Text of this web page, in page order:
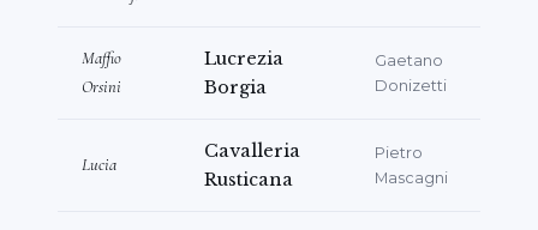
Gaudíで二ヶ月にわたって上演され、2025年に
は新作*
Zarzuela de Divas
*（ディーヴァたち
子ども向け作品として、「あるディーヴァの逸
Maffio
Orsini
Lucrezia
Borgia
Gaetano
Donizetti
Lucia
Cavalleria
Rusticana
Pietro
Mascagni